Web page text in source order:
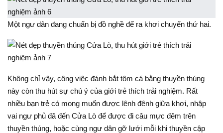
Một ngư dân đang chuẩn bị đồ nghề để ra khơi chuyến thứ hai.
Không chỉ vậy, công việc đánh bắt tôm cá bằng thuyền thúng
này còn thu hút sự chú ý của giới trẻ thích trải nghiệm. Rất
nhiều bạn trẻ có mong muốn được lênh đênh giữa khơi, nhập
vai ngư phủ đã đến Cửa Lò để được đi câu mực đêm trên
thuyền thúng, hoặc cùng ngư dân gỡ lưới mỗi khi thuyền cập